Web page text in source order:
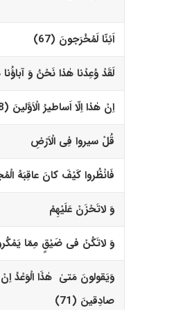
اَئِنّا لَمُخْرَجونَ (67)‏
لَقَدْ وُعِدْنا هٰذا نَحْنُ وَ
اِنْ هٰذا اِلّا اَساطیرُ الْاَوَّلینَ (68)‏
قُلْ سیروا فِى الْاَرْضِ
فَانْظُروا کَیْفَ کانَ عاقِبَهُ
وَ لاتَحْزَنْ عَلَیْهِمْ
وَ لاتَکُنْ فى ضَیْقٍ مِمّا
وَیَقولونَ مَتیٰ هٰذَا الْوَعْدُ
صادِقینَ (71)‏